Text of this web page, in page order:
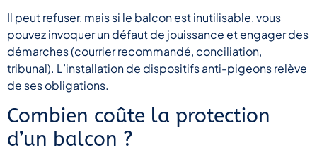
Il peut refuser, mais si le balcon est inutilisable, vous
pouvez invoquer un défaut de jouissance et engager des
démarches (courrier recommandé, conciliation,
tribunal). L’installation de dispositifs anti-pigeons relève
de ses obligations.
Combien coûte la protection
d’un balcon ?